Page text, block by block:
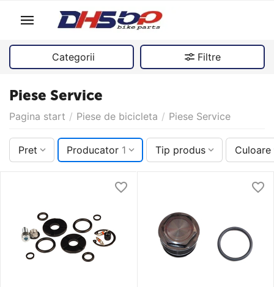
Categorii Filtre
Piese Service
Pagina start / Piese de bicicleta / Piese Service
Pret Producator 1 Tip produs Culoare